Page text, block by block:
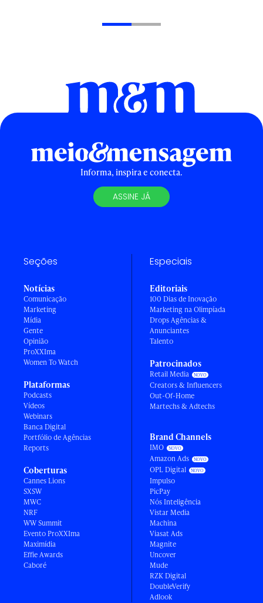
Informa, inspira e conecta.
ASSINE JÁ
Seções
Notícias
Comunicação
Marketing
Mídia
Gente
Opinião
ProXXIma
Women To Watch
Plataformas
Podcasts
Vídeos
Webinars
Banca Digital
Portfólio de Agências
Reports
Coberturas
Cannes Lions
SXSW
MWC
NRF
WW Summit
Evento ProXXIma
Maximídia
Effie Awards
Caboré
Especiais
Editoriais
100 Dias de Inovação
Marketing na Olimpíada
Drops Agências &
Anunciantes
Talento
Patrocinados
Retail Media
Creators & Influencers
Out-Of-Home
Martechs & Adtechs
Brand Channels
IMO
Amazon Ads
OPL Digital
Impulso
PicPay
Nós Inteligência
Vistar Media
Machina
Viasat Ads
Magnite
Uncover
Mude
RZK Digital
DoubleVerify
Adlook